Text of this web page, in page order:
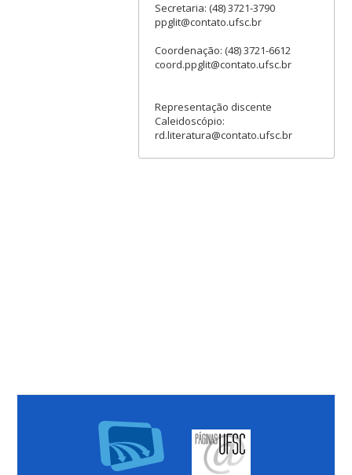
Secretaria: (48) 3721-3790
ppglit@contato.ufsc.br
Coordenação: (48) 3721-6612
coord.ppglit@contato.ufsc.br
Representação discente
Caleidoscópio:
rd.literatura@contato.ufsc.br